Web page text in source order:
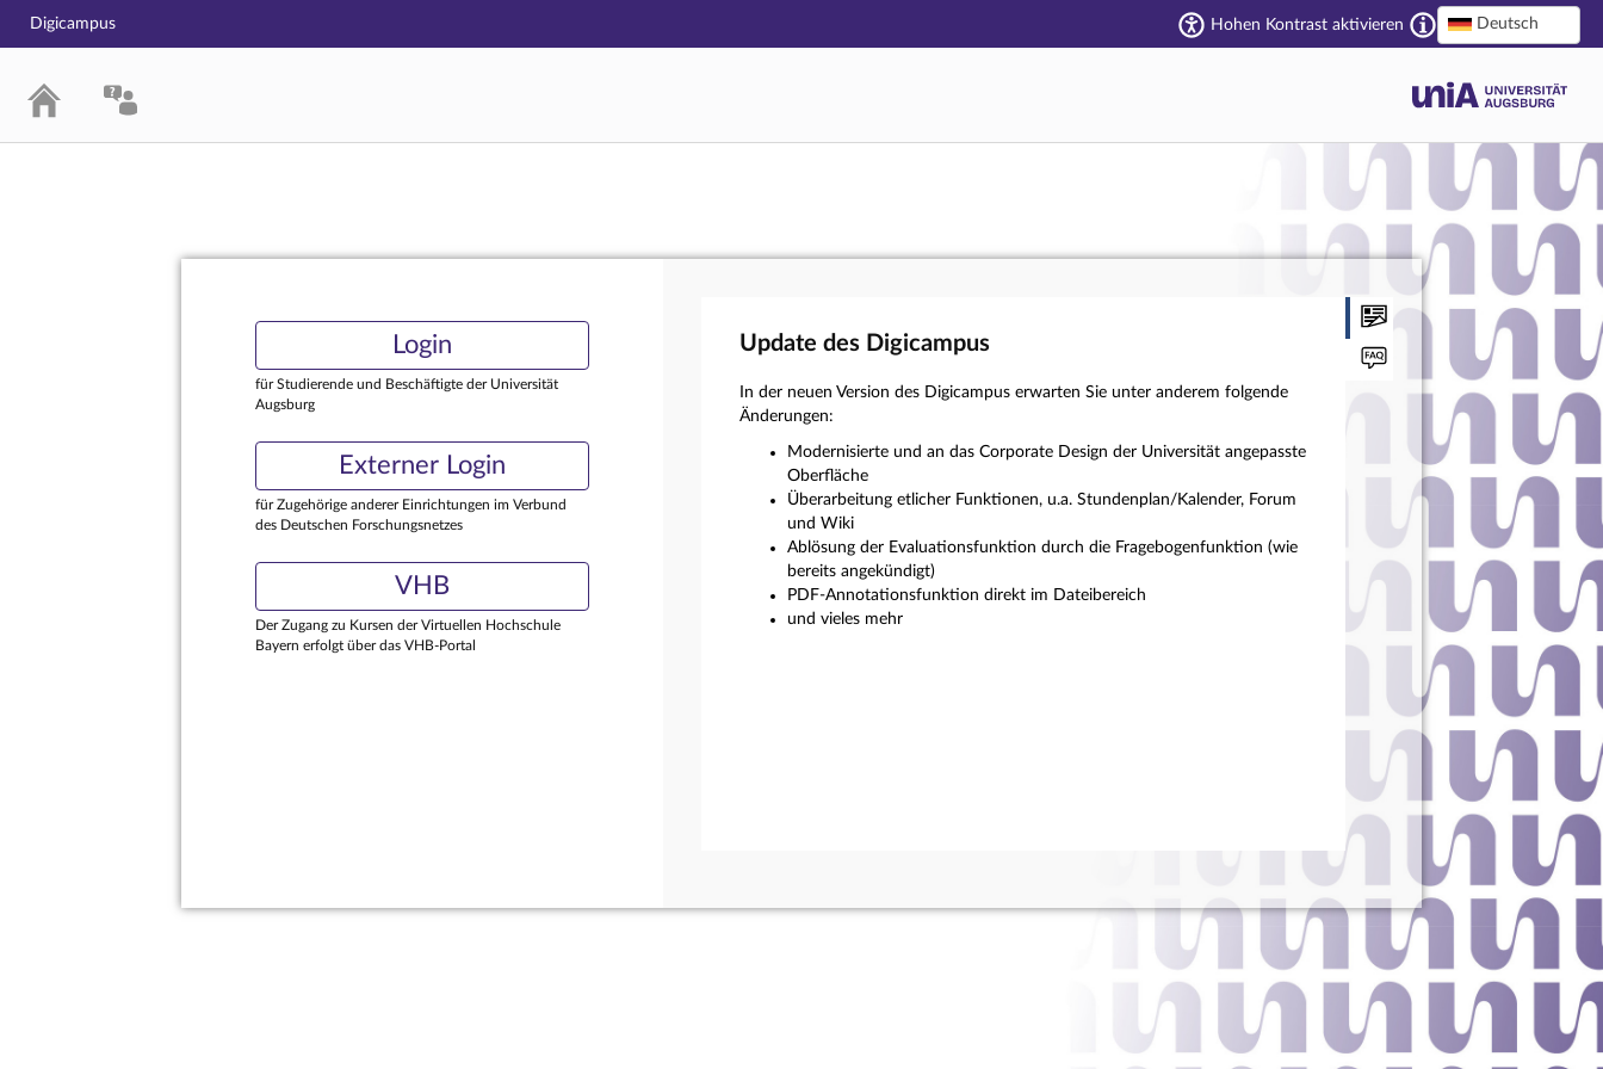
Hauptnavigation
Fußzeile
Digicampus Hohen Kontrast aktivieren Deutsch
Login
für Studierende und Beschäftigte der Universität
Augsburg
Externer Login
für Zugehörige anderer Einrichtungen im Verbund
des Deutschen Forschungsnetzes
VHB
Der Zugang zu Kursen der Virtuellen Hochschule
Bayern erfolgt über das VHB-Portal
Update des Digicampus
In der neuen Version des Digicampus erwarten Sie unter anderem folgende
Änderungen:
Modernisierte und an das Corporate Design der Universität angepasste
Oberfläche
Überarbeitung etlicher Funktionen, u.a. Stundenplan/Kalender, Forum
und Wiki
Ablösung der Evaluationsfunktion durch die Fragebogenfunktion (wie
bereits angekündigt)
PDF-Annotationsfunktion direkt im Dateibereich
und vieles mehr